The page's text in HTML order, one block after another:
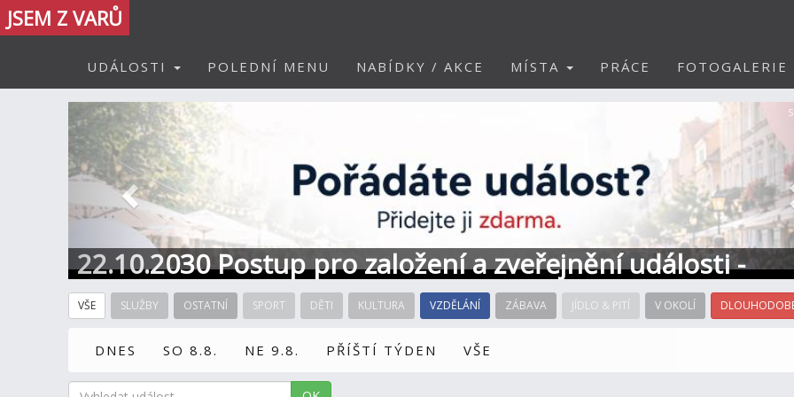
JSEM Z VARŮ
UDÁLOSTI POLEDNÍ MENU NABÍDKY / AKCE MÍSTA PRÁCE FOTOGALERIE
22.10.2030 Postup pro založení a zveřejnění události -
Informace / kontakt
Předchozí
VŠE SLUŽBY OSTATNÍ SPORT DĚTI KULTURA VZDĚLÁNÍ ZÁBAVA JÍDLO & PITÍ V OKOLÍ
DNES SO 8.8. NE 9.8. PŘÍŠTÍ TÝDEN VŠE